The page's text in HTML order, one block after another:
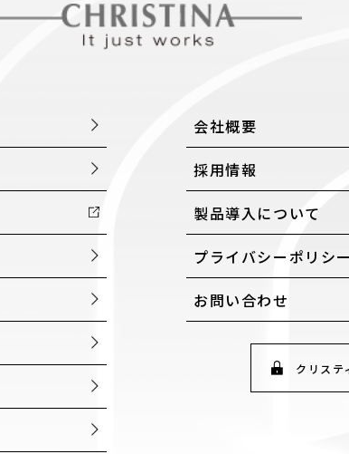
会社概要
採用情報
製品導入について
プライバシーポリシ
お問い合わせ
クリステ